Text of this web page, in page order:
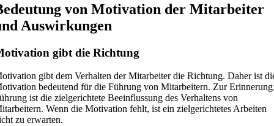
von Motivation der Mitarbeiter
Auswirkungen
gibt die Richtung
gibt dem Verhalten der Mitarbeiter die Richtung. Daher ist
bedeutend für die Führung von Mitarbeitern. Zur
ist die zielgerichtete Beeinflussung des Verhaltens von
Wenn die Motivation fehlt, ist ein zielgerichtetes Arbeiten
zu erwarten.